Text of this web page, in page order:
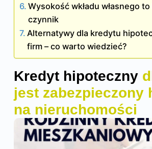
Wysokość wkładu własnego
czynnik
Alternatywy dla kredytu
firm – co warto wiedzieć?
Kredyt hipoteczny
jest zabezpieczony
na nieruchomości